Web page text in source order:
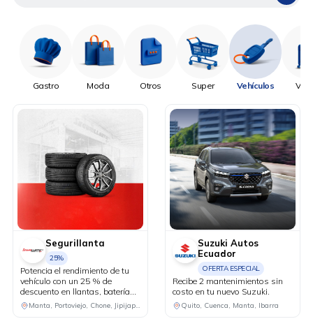
Gastro Moda Otros Super Vehículos
Segurillanta
25%
Potencia el rendimiento de tu
vehículo con un 25 % de
descuento en llantas, baterías
y lubricantes, y accede a una
revisión sin costo de 7 puntos
Manta, Portoviejo, Chone, Jipijapa, Guayaquil, Santa Elena, El Empalme
Suzuki Autos
Ecuador
OFERTA ESPECIAL
Recibe 2 mantenimientos sin
costo en tu nuevo Suzuki.
Quito, Cuenca, Manta, Ibarra
DESCÁRGALA